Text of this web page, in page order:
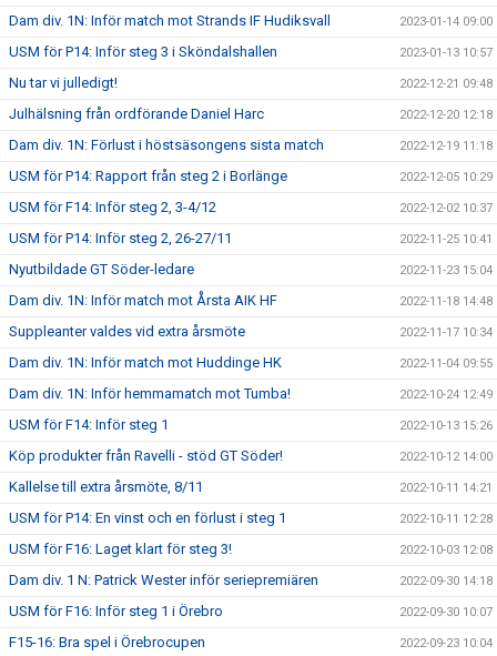
Dam div. 1N: Inför match mot Strands IF Hudiksvall 2023-01-14 09:00
USM för P14: Inför steg 3 i Sköndalshallen 2023-01-13 10:57
Nu tar vi julledigt! 2022-12-21 09:48
Julhälsning från ordförande Daniel Harc 2022-12-20 12:18
Dam div. 1N: Förlust i höstsäsongens sista match 2022-12-19 11:18
USM för P14: Rapport från steg 2 i Borlänge 2022-12-05 10:29
USM för F14: Inför steg 2, 3-4/12 2022-12-02 10:37
USM för P14: Inför steg 2, 26-27/11 2022-11-25 10:41
Nyutbildade GT Söder-ledare 2022-11-23 15:04
Dam div. 1N: Inför match mot Årsta AIK HF 2022-11-18 14:48
Suppleanter valdes vid extra årsmöte 2022-11-17 10:34
Dam div. 1N: Inför match mot Huddinge HK 2022-11-04 09:55
Dam div. 1N: Inför hemmamatch mot Tumba! 2022-10-24 12:49
USM för F14: Inför steg 1 2022-10-13 15:26
Köp produkter från Ravelli - stöd GT Söder! 2022-10-12 14:00
Kallelse till extra årsmöte, 8/11 2022-10-11 14:21
USM för P14: En vinst och en förlust i steg 1 2022-10-11 12:28
USM för F16: Laget klart för steg 3! 2022-10-03 12:08
Dam div. 1 N: Patrick Wester inför seriepremiären 2022-09-30 14:18
USM för F16: Inför steg 1 i Örebro 2022-09-30 10:07
F15-16: Bra spel i Örebrocupen 2022-09-23 10:04